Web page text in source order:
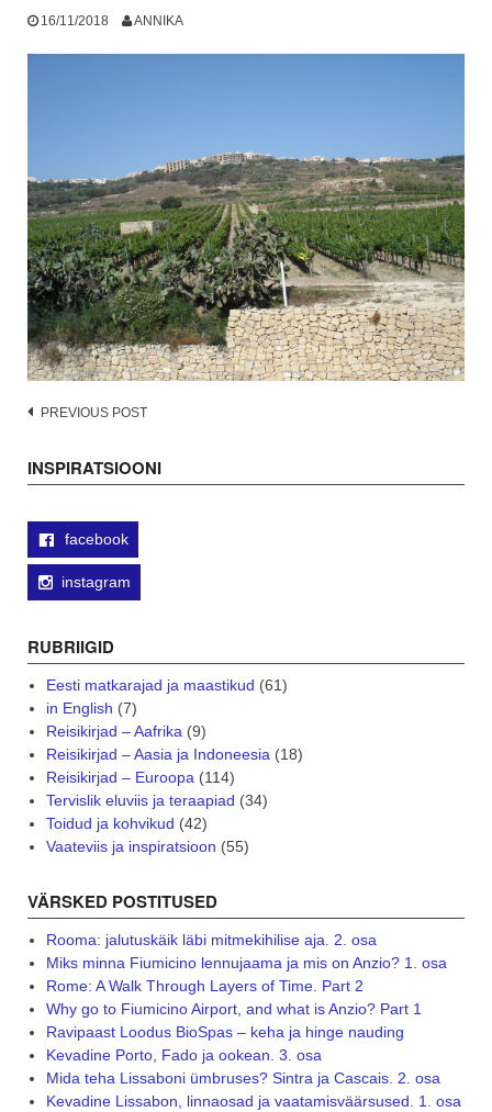
16/11/2018 ANNIKA
Post
PREVIOUS POST
INSPIRATSIOONI
facebook
instagram
RUBRIIGID
Eesti matkarajad ja maastikud (61)
in English (7)
Reisikirjad – Aafrika(9)
Reisikirjad – Aasia ja Indoneesia(18)
Reisikirjad – Euroopa(114)
Tervislik eluviis ja teraapiad (34)
Toidud ja kohvikud (42)
Vaateviis ja inspiratsioon (55)
VÄRSKED POSTITUSED
Rooma: jalutuskäik läbi mitmekihilise aja. 2. osa
Miks minna Fiumicino lennujaama ja mis on Anzio? 1. osa
Rome: A Walk Through Layers of Time. Part 2
Why go to Fiumicino Airport, and what is Anzio? Part 1
Ravipaast Loodus BioSpas – keha ja hinge nauding
Kevadine Porto, Fado ja ookean. 3. osa
Mida teha Lissaboni ümbruses? Sintra ja Cascais. 2. osa
Kevadine Lissabon, linnaosad ja vaatamisväärsused. 1. osa